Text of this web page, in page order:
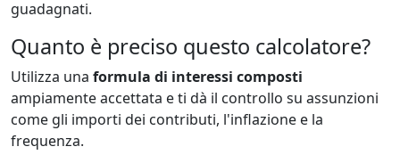
guadagnati.
Quanto è preciso questo calcolatore?
Utilizza una formula di interessi composti
ampiamente accettata e ti dà il controllo su assunzioni
come gli importi dei contributi, l'inflazione e la
frequenza.